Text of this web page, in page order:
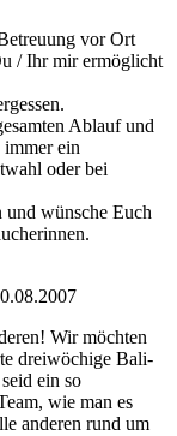
vor Ort
/ Ihr mir ermöglicht
Ablauf und
ein
oder bei
und wünsche Euch
Wir möchten
dreiwöchige Bali-
ein so
wie man es
anderen rund um